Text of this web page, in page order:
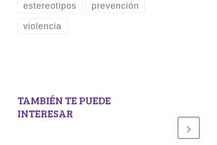
estereotipos prevención
violencia
TAMBIÉN TE PUEDE
INTERESAR